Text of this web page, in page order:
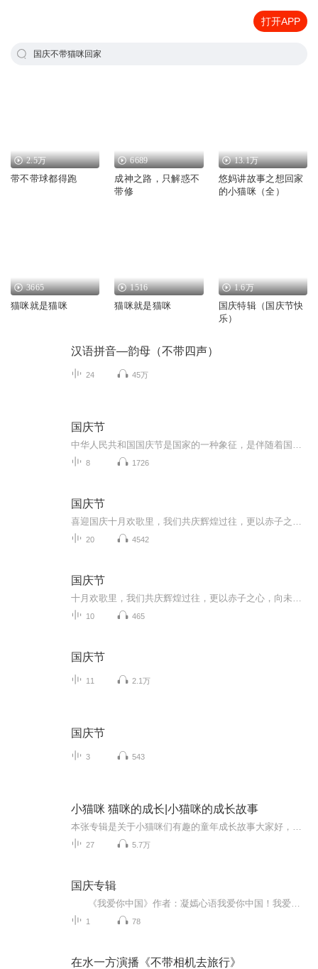
打开APP
国庆不带猫咪回家
2.5万
带不带球都得跑
6689
成神之路，只解惑不
带修
13.1万
悠妈讲故事之想回家
的小猫咪（全）
3665
猫咪就是猫咪
1516
猫咪就是猫咪
1.6万
国庆特辑（国庆节快
乐）
汉语拼音—韵母（不带四声）
24 45万
国庆节
8 1726
国庆节
20 4542
国庆节
10 465
国庆节
11 2.1万
国庆节
3 543
小猫咪 猫咪的成长|小猫咪的成长故事
27 5.7万
国庆专辑
1 78
在水一方演播《不带相机去旅行》